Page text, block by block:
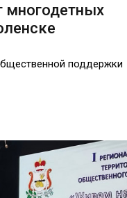
многодетных
поддержки